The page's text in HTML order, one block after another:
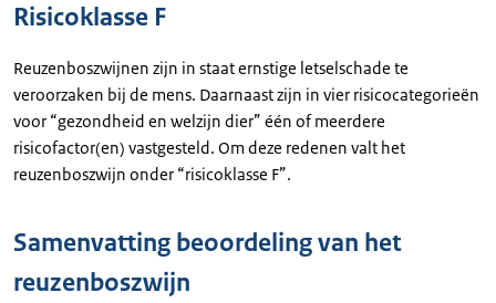
Risicoklasse F
Reuzenboszwijnen zijn in staat ernstige letselschade te
veroorzaken bij de mens. Daarnaast zijn in vier risicocategorieën
voor “gezondheid en welzijn dier” één of meerdere
risicofactor(en) vastgesteld. Om deze redenen valt het
reuzenboszwijn onder “risicoklasse F”.
Samenvatting beoordeling van het
reuzenboszwijn